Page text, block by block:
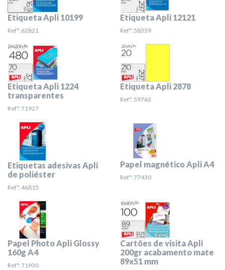
Etiqueta Apli 10199
Refª: 62821
Etiqueta Apli 12121
Refª: 58339
Etiqueta Apli 1224
transparentes
Refª: 71927
Etiqueta Apli 2878
Refª: 59763
Etiquetas adesivas Apli
de poliéster
Refª: 46815
Papel magnético Apli A4
Refª: 77430
Papel Photo Apli Glossy
160g A4
Refª: 71930
Cartões de visita Apli
200gr acabamento mate
89x51 mm